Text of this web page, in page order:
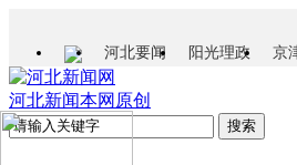
河北要闻 阳光理政 京
河北新闻本网原创